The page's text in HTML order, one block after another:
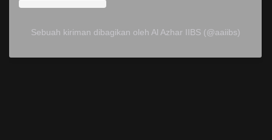
Sebuah kiriman dibagikan oleh Al Azhar IIBS (@aaiibs)